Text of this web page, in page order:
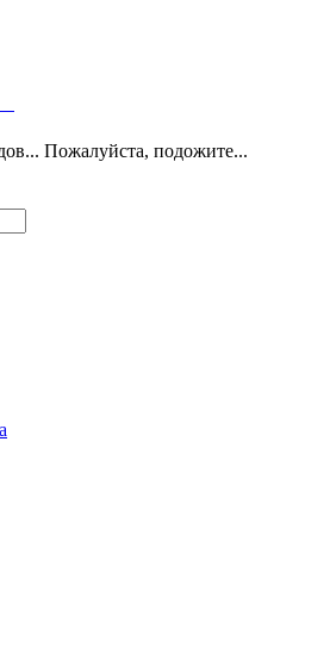
Пожалуйста, подожите...